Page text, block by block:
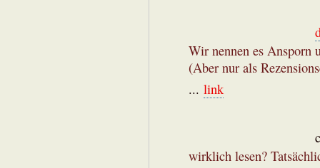
Wir nennen es
(Aber nur als
... link
wirklich lesen?